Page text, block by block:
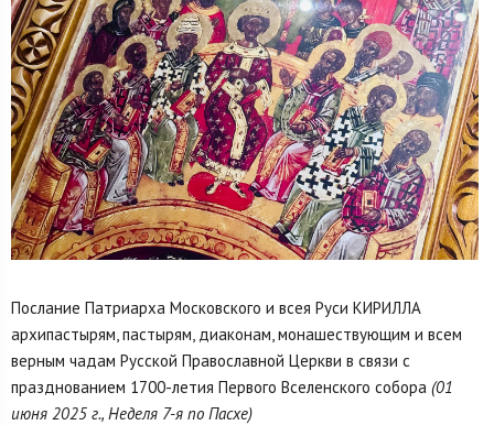
Послание Патриарха Московского и всея Руси КИРИЛЛА
архипастырям, пастырям, диаконам, монашествующим и всем
верным чадам Русской Православной Церкви в связи с
празднованием 1700-летия Первого Вселенского собора (01
июня 2025 г., Неделя 7-я по Пасхе)